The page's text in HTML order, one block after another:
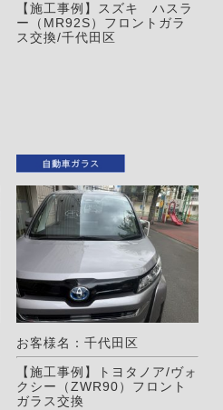
【施工事例】スズキ ハスラ
ー（MR92S）フロントガラ
ス交換/千代田区
お客様名：千代田区
【施工事例】トヨタノア/ヴォ
クシー（ZWR90）フロント
ガラス交換